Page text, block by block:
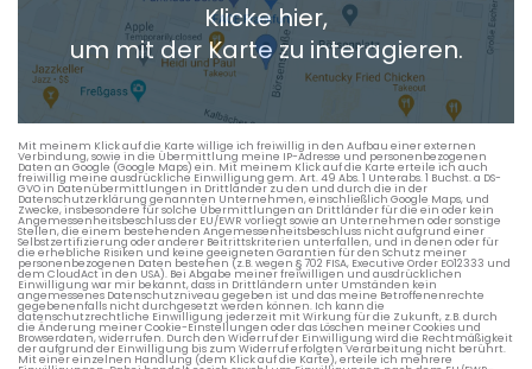
+ Aktuellen Standort hinzufügen
Die berechneten Anreisezeiten basieren auf den
Verkehrsdaten eines typischen Dienstag morgens um 8:30.
Klicke hier,
um mit der Karte zu interagieren.
Mit meinem Klick auf die Karte willige ich freiwillig in den Aufbau einer externen
Verbindung, sowie in die Übermittlung meine IP-Adresse und personenbezogenen
Daten an Google (Google Maps) ein. Mit meinem Klick auf die Karte erteile ich auch
freiwillig meine ausdrückliche Einwilligung gem. Art. 49 Abs. 1 Unterabs. 1 Buchst. a DS-
GVO in Datenübermittlungen in Drittländer zu den und durch die in der
Datenschutzerklärung genannten Unternehmen, einschließlich Google Maps, und
Zwecke, insbesondere für solche Übermittlungen an Drittländer für die ein oder kein
Angemessenheitsbeschluss der EU/EWR vorliegt sowie an Unternehmen oder sonstige
Stellen, die einem bestehenden Angemessenheitsbeschluss nicht aufgrund einer
Selbstzertifizierung oder anderer Beitrittskriterien unterfallen, und in denen oder für
die erhebliche Risiken und keine geeigneten Garantien für den Schutz meiner
personenbezogenen Daten bestehen (z.B. wegen § 702 FISA, Executive Order EO12333 und
dem CloudAct in den USA). Bei Abgabe meiner freiwilligen und ausdrücklichen
Einwilligung war mir bekannt, dass in Drittländern unter Umständen kein
angemessenes Datenschutzniveau gegeben ist und das meine Betroffenenrechte
gegebenenfalls nicht durchgesetzt werden können. Ich kann die
datenschutzrechtliche Einwilligung jederzeit mit Wirkung für die Zukunft, z.B. durch
die Änderung meiner Cookie-Einstellungen oder das Löschen meiner Cookies und
Browserdaten, widerrufen. Durch den Widerruf der Einwilligung wird die Rechtmäßigkeit
der aufgrund der Einwilligung bis zum Widerruf erfolgten Verarbeitung nicht berührt.
Mit einer einzelnen Handlung (dem Klick auf die Karte), erteile ich mehrere